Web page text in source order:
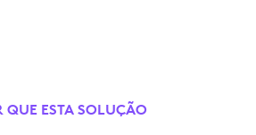
QUE ESTA SOLUÇÃO